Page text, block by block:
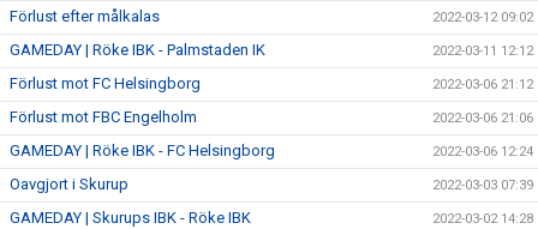
Förlust efter målkalas 2022-03-12 09:02
GAMEDAY | Röke IBK - Palmstaden IK 2022-03-11 12:12
Förlust mot FC Helsingborg 2022-03-06 21:12
Förlust mot FBC Engelholm 2022-03-06 21:06
GAMEDAY | Röke IBK - FC Helsingborg 2022-03-06 12:24
Oavgjort i Skurup 2022-03-03 07:39
GAMEDAY | Skurups IBK - Röke IBK 2022-03-02 14:28